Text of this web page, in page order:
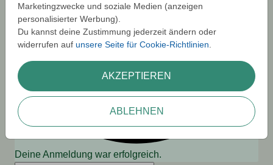
Marketingzwecke und soziale Medien (anzeigen
personalisierter Werbung).
Du kannst deine Zustimmung jederzeit ändern oder
widerrufen auf unsere Seite für Cookie-Richtlinien
AKZEPTIEREN
ABLEHNEN
Deine Anmeldung war erfolgreich.